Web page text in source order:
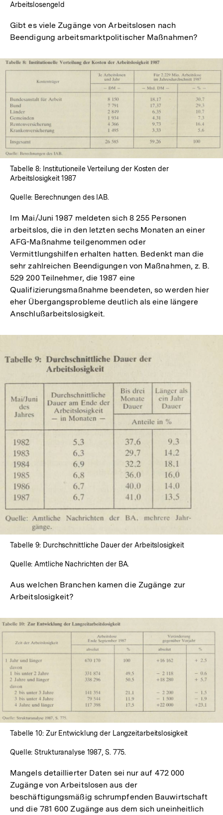
Arbeitslosengeld
Gibt es viele Zugänge von Arbeitslosen nach
Beendigung arbeitsmarktpolitischer Maßnahmen?
In
Lightbox
öffnen
Tabelle 8: Institutioneile Verteilung der Kosten der
Arbeitslosigkeit 1987
Quelle: Berechnungen des IAB.
Im Mai/Juni 1987 meldeten sich 8 255 Personen
arbeitslos, die in den letzten sechs Monaten an einer
AFG-Maßnahme teilgenommen oder
Vermittlungshilfen erhalten hatten. Bedenkt man die
sehr zahlreichen Beendigungen von Maßnahmen, z. B.
529 200 Teilnehmer, die 1987 eine
Qualifizierungsmaßnahme beendeten, so werden hier
eher Übergangsprobleme deutlich als eine längere
Anschlußarbeitslosigkeit.
Lightbox
öffnen
Tabelle 9: Durchschnittliche Dauer der Arbeitslosigkeit
Quelle: Amtliche Nachrichten der BA.
Aus welchen Branchen kamen die Zugänge zur
Arbeitslosigkeit?
Lightbox
öffnen
Tabelle 10: Zur Entwicklung der Langzeitarbeitslosigkeit
Quelle: Strukturanalyse 1987, S. 775.
Mangels detaillierter Daten sei nur auf 472 000
Zugänge von Arbeitslosen aus der
beschäftigungsmäßig schrumpfenden Bauwirtschaft
und die 781 600 Zugänge aus dem sich uneinheitlich